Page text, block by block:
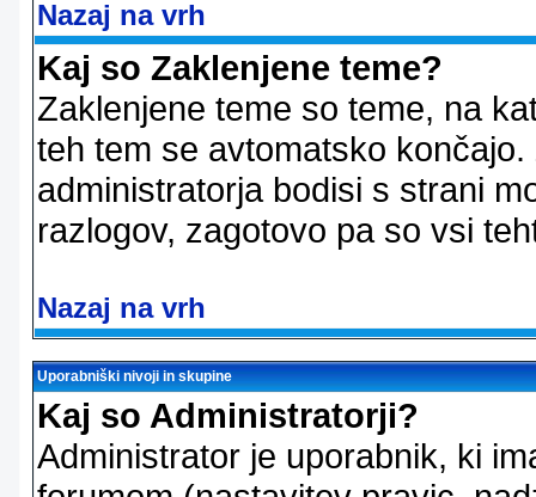
Nazaj na vrh
Kaj so Zaklenjene teme?
Zaklenjene teme so teme, na
teh tem se avtomatsko
administratorja bodisi s strani
razlogov, zagotovo pa so vsi
Nazaj na vrh
Uporabniški nivoji in skupine
Kaj so Administratorji?
Administrator je uporabnik, ki